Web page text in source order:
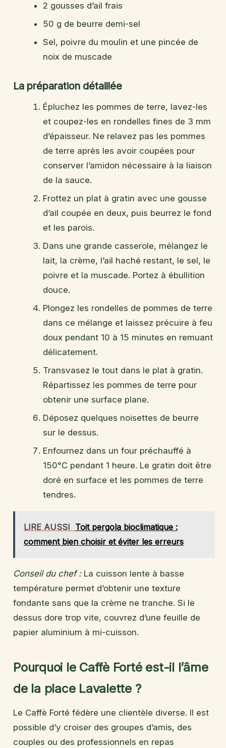
2 gousses d’ail frais
50 g de beurre demi-sel
Sel, poivre du moulin et une pincée de
noix de muscade
La préparation détaillée
Épluchez les pommes de terre, lavez-les
et coupez-les en rondelles fines de 3 mm
d’épaisseur. Ne relavez pas les pommes
de terre après les avoir coupées pour
conserver l’amidon nécessaire à la liaison
de la sauce.
Frottez un plat à gratin avec une gousse
d’ail coupée en deux, puis beurrez le fond
et les parois.
Dans une grande casserole, mélangez le
lait, la crème, l’ail haché restant, le sel, le
poivre et la muscade. Portez à ébullition
douce.
Plongez les rondelles de pommes de terre
dans ce mélange et laissez précuire à feu
doux pendant 10 à 15 minutes en remuant
délicatement.
Transvasez le tout dans le plat à gratin.
Répartissez les pommes de terre pour
obtenir une surface plane.
Déposez quelques noisettes de beurre
sur le dessus.
Enfournez dans un four préchauffé à
150°C pendant 1 heure. Le gratin doit être
doré en surface et les pommes de terre
tendres.
LIRE AUSSI Toit pergola bioclimatique :
comment bien choisir et éviter les erreurs
Conseil du chef :La cuisson lente à basse
température permet d’obtenir une texture
fondante sans que la crème ne tranche. Si le
dessus dore trop vite, couvrez d’une feuille de
papier aluminium à mi-cuisson.
Pourquoi le Caffè Forté est-il l’âme
de la place Lavalette ?
Le Caffè Forté fédère une clientèle diverse. Il est
possible d’y croiser des groupes d’amis, des
couples ou des professionnels en repas